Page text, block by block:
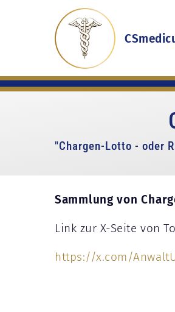
"Chargen-Lotto - oder
Sammlung von
Link zur X-Seite von
https://x.com/